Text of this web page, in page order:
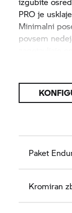
PRO je
Minimalni
povsem
terenu.
pomembno.
zbiralnik pa
Paket
Kromiran